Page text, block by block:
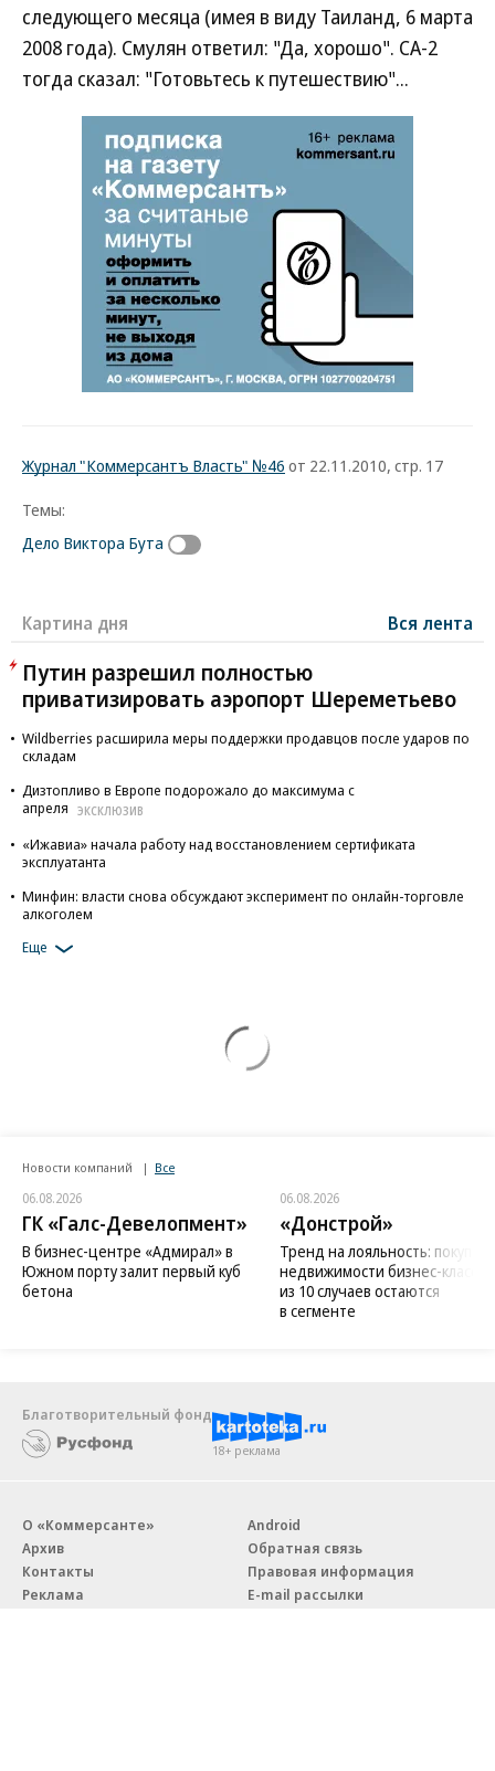
следующего месяца (имея в виду Таиланд, 6 марта
2008 года). Смулян ответил: "Да, хорошо". СА-2
тогда сказал: "Готовьтесь к путешествию"...
Журнал "Коммерсантъ Власть" №46 от 22.11.2010, стр. 17
Темы:
Дело Виктора Бута
Картина дня Вся лента
Путин разрешил полностью
приватизировать аэропорт Шереметьево
Wildberries расширила меры поддержки продавцов после ударов по
складам
Дизтопливо в Европе подорожало до максимума с
апреля
ЭКСКЛЮЗИВ
«Ижавиа» начала работу над восстановлением сертификата
эксплуатанта
Минфин: власти снова обсуждают эксперимент по онлайн-торговле
алкоголем
Еще
Новости компаний Все
06.08.2026
ГК «Галс-Девелопмент»
В бизнес-центре «Адмирал» в
Южном порту залит первый куб
бетона
06.08.2026
«Донстрой»
Тренд на лояльность:
недвижимости бизнес-класса
из 10 случаев остаются
в сегменте
Благотворительный фонд
18+ реклама
О «Коммерсанте»
Архив
Контакты
Реклама
Android
Обратная связь
Правовая информация
E-mail рассылки